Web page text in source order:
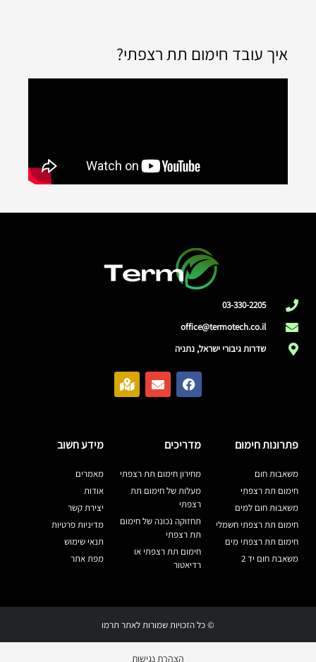
איך עובד חימום תת רצפתי?
03-330-2205
office@termotech.co.il
שדרות גיבורי ישראל, נתניה
פתרונות חימום
משאבות חום
חימום תת רצפתי
משאבות חום למים
חימום תת רצפתי חשמלי
חימום תת רצפתי מים
משאבת חום יד 2
מדריכים
מחירון חימום תת רצפתי
מעלות של חימום תת
רצפתי
תחזוקה נכונה של חימום
תת רצפתי
חימום תת רצפתי או
רדיאטור
מידע חשוב
מאמרים
אודות
יצירת קשר
מדיניות פרטיות
תנאי שימוש
מפת אתר
© כל הזכויות שמורות לאתר תרמו
הצהרת נגישות